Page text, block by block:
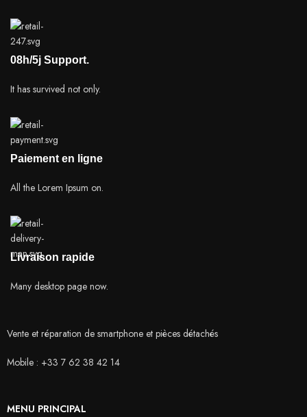
08h/5j Support.
It has survived not only.
Paiement en ligne
All the Lorem Ipsum on.
Livraison rapide
Many desktop page now.
Vente et réparation de smartphone et pièces détachés
Mobile : +33 7 62 38 42 14
MENU PRINCIPAL